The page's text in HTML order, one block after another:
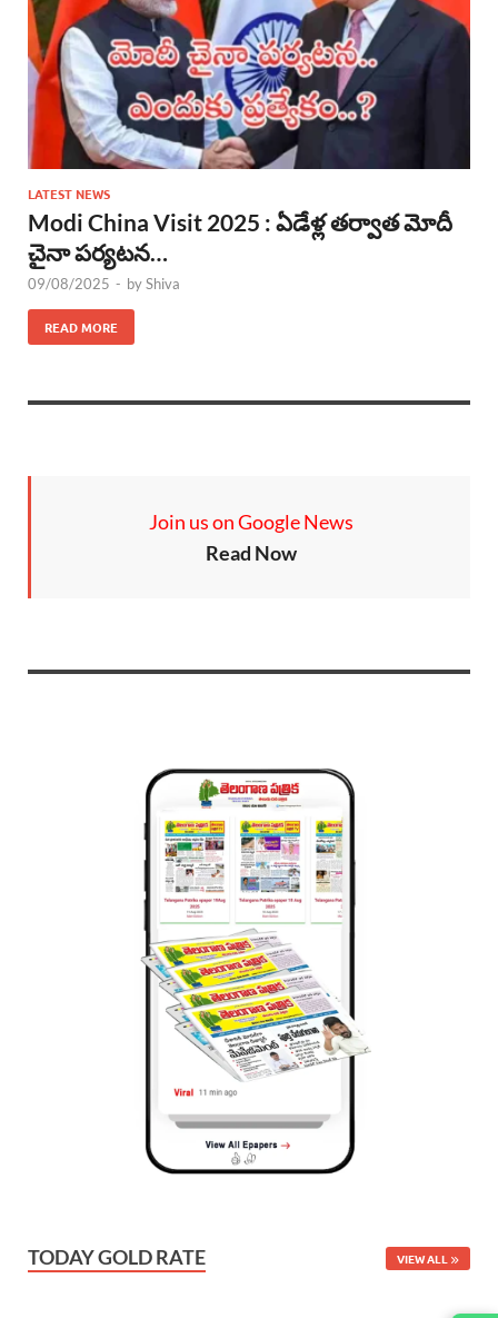
LATEST NEWS
Modi China Visit 2025 : ఏడేళ్ల తర్వాత మోదీ
చైనా పర్యటన…
09/08/2025 - byShiva
READ MORE
Join us on Google News
Read Now
TODAY GOLD RATE VIEW ALL